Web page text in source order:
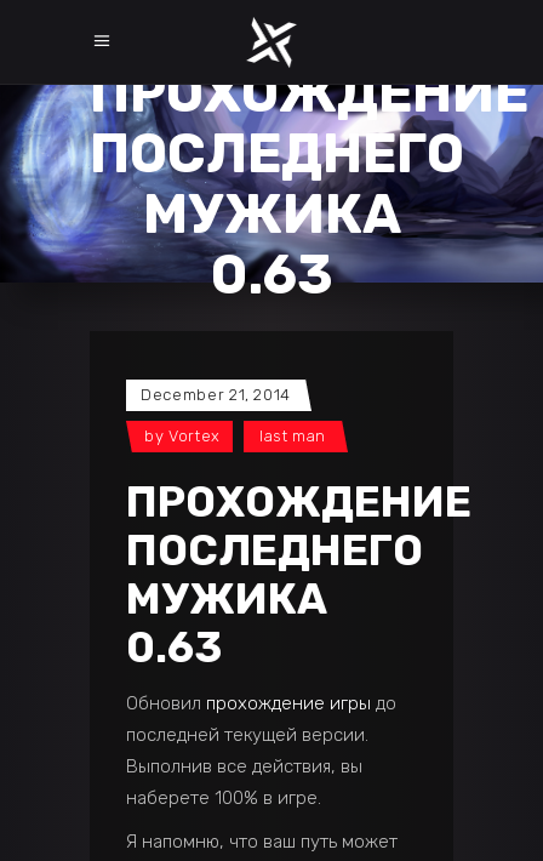
ПРОХОЖДЕНИЕ
ПОСЛЕДНЕГО
МУЖИКА
0.63
December 21, 2014
by Vortex last man
ПРОХОЖДЕНИЕ
ПОСЛЕДНЕГО
МУЖИКА
0.63
Обновил прохождение игры до
последней текущей версии.
Выполнив все действия, вы
наберете 100% в игре.
Я напомню, что ваш путь может